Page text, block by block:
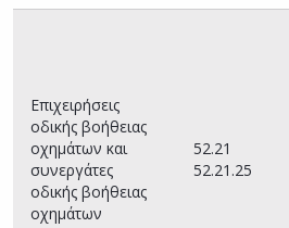
Επιχειρήσεις
οδικής βοήθειας
οχημάτων και
συνεργάτες
οδικής βοήθειας
οχημάτων
52.21
52.21.25